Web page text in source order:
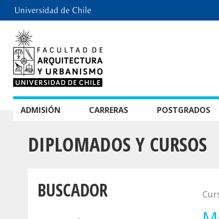
ADMISIÓN CARRERAS POSTGRADOS
DIPLOMADOS Y CURSOS
BUSCADOR